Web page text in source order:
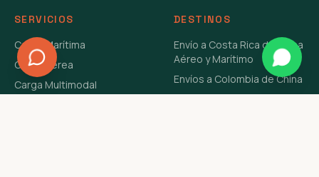
SERVICIOS
Carga Marítima
Carga Aérea
Carga Multimodal
DESTINOS
Envío a Costa Rica de China
Aéreo y Marítimo
Envíos a Colombia de China